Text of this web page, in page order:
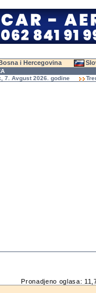
i Hercegovina
Avgust 2026. godine
Pronadjeno oglasa: